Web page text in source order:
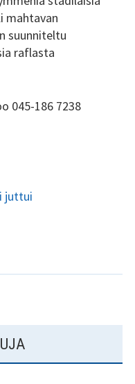
mahtavan
suunniteltu
raflasta
045-186 7238
juttui